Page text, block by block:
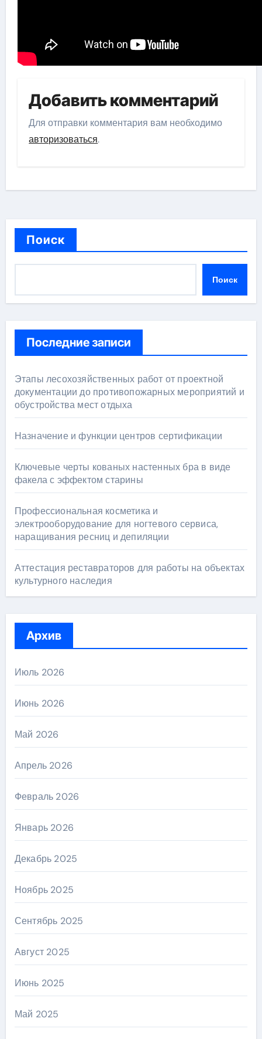
Добавить комментарий
Для отправки комментария вам необходимо
авторизоваться.
Поиск
Поиск
Последние записи
Этапы лесохозяйственных работ от проектной
документации до противопожарных мероприятий и
обустройства мест отдыха
Назначение и функции центров сертификации
Ключевые черты кованых настенных бра в виде
факела с эффектом старины
Профессиональная косметика и
электрооборудование для ногтевого сервиса,
наращивания ресниц и депиляции
Аттестация реставраторов для работы на объектах
культурного наследия
Архив
Июль 2026
Июнь 2026
Май 2026
Апрель 2026
Февраль 2026
Январь 2026
Декабрь 2025
Ноябрь 2025
Сентябрь 2025
Август 2025
Июнь 2025
Май 2025